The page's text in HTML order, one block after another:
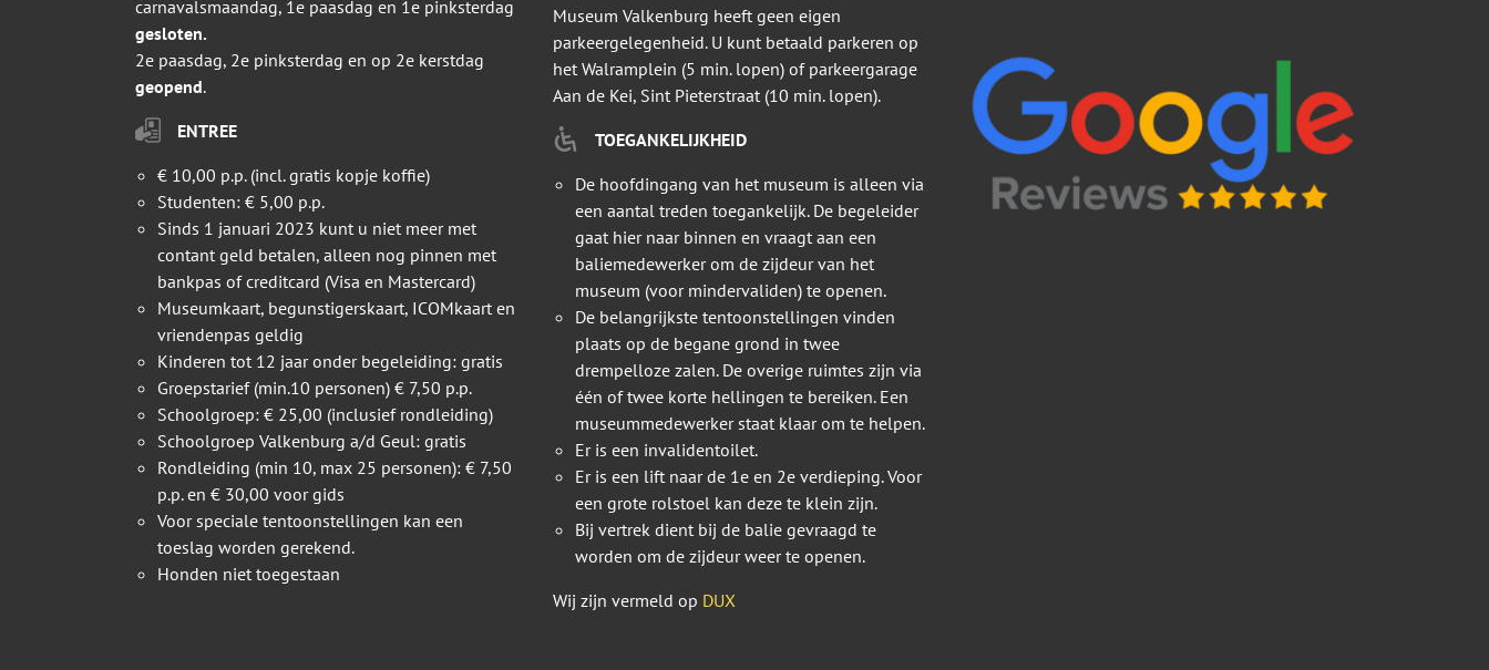
carnavalsmaandag, 1e paasdag en 1e pinksterdag
gesloten.
2e paasdag, 2e pinksterdag en op 2e kerstdag
geopend.
ENTREE
€ 10,00 p.p. (incl. gratis kopje koffie)
Studenten: € 5,00 p.p.
Sinds 1 januari 2023 kunt u niet meer met
contant geld betalen, alleen nog pinnen met
bankpas of creditcard (Visa en Mastercard)
Museumkaart, begunstigerskaart, ICOMkaart en
vriendenpas geldig
Kinderen tot 12 jaar onder begeleiding: gratis
Groepstarief (min.10 personen) € 7,50 p.p.
Schoolgroep: € 25,00 (inclusief rondleiding)
Schoolgroep Valkenburg a/d Geul: gratis
Rondleiding (min 10, max 25 personen): € 7,50
p.p. en € 30,00 voor gids
Voor speciale tentoonstellingen kan een
toeslag worden gerekend.
Honden niet toegestaan
Museum Valkenburg heeft geen eigen
parkeergelegenheid. U kunt betaald parkeren op
het Walramplein (5 min. lopen) of parkeergarage
Aan de Kei, Sint Pieterstraat (10 min. lopen).
TOEGANKELIJKHEID
De hoofdingang van het museum is alleen via
een aantal treden toegankelijk. De begeleider
gaat hier naar binnen en vraagt aan een
baliemedewerker om de zijdeur van het
museum (voor mindervaliden) te openen.
De belangrijkste tentoonstellingen vinden
plaats op de begane grond in twee
drempelloze zalen. De overige ruimtes zijn via
één of twee korte hellingen te bereiken. Een
museummedewerker staat klaar om te helpen.
Er is een invalidentoilet.
Er is een lift naar de 1e en 2e verdieping. Voor
een grote rolstoel kan deze te klein zijn.
Bij vertrek dient bij de balie gevraagd te
worden om de zijdeur weer te openen.
Wij zijn vermeld op DUX